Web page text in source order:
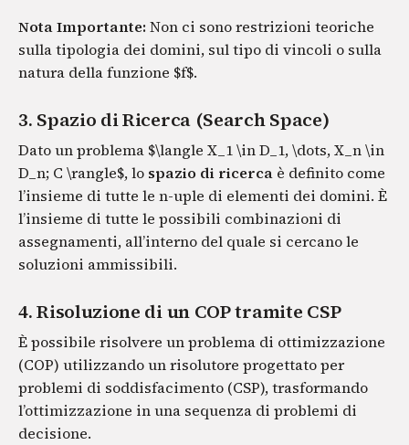
Nota Importante: Non ci sono restrizioni teoriche
sulla tipologia dei domini, sul tipo di vincoli o sulla
natura della funzione $f$.
3. Spazio di Ricerca (Search Space)
Dato un problema $\langle X_1 \in D_1, \dots, X_n \in
D_n; C \rangle$, lo spazio di ricerca è definito come
l’insieme di tutte le n-uple di elementi dei domini. È
l’insieme di tutte le possibili combinazioni di
assegnamenti, all’interno del quale si cercano le
soluzioni ammissibili.
4. Risoluzione di un COP tramite CSP
È possibile risolvere un problema di ottimizzazione
(COP) utilizzando un risolutore progettato per
problemi di soddisfacimento (CSP), trasformando
l’ottimizzazione in una sequenza di problemi di
decisione.